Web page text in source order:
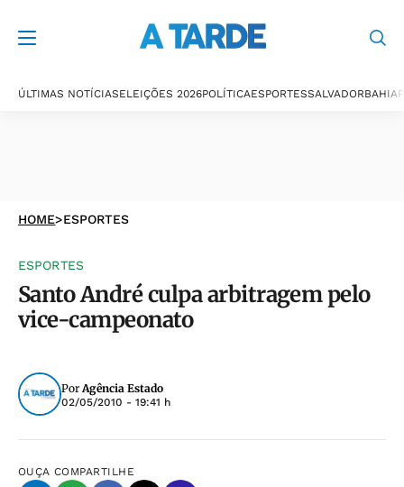
ÚLTIMAS NOTÍCIASELEIÇÕES 2026POLÍTICAESPORTESSALVADORBAHIA
HOME>ESPORTES
ESPORTES
Santo André culpa arbitragem pelo
vice-campeonato
PorAgência Estado
02/05/2010 - 19:41 h
OUÇA COMPARTILHE